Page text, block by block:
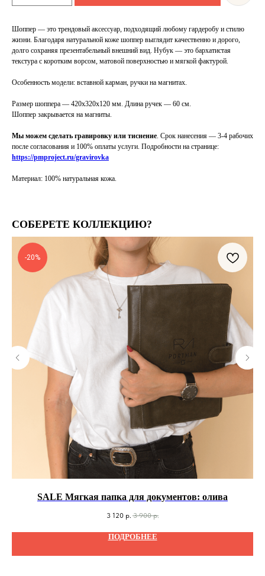
Шоппер — это трендовый аксессуар, подходящий любому гардеробу и стилю
жизни. Благодаря натуральной коже шоппер выглядит качественно и дорого,
долго сохраняя презентабельный внешний вид. Нубук — это бархатистая
текстура с коротким ворсом, матовой поверхностью и мягкой фактурой.
Особенность модели: вставной карман, ручки на магнитах.
Размер шоппера — 420x320x120 мм. Длина ручек — 60 см.
Шоппер закрывается на магниты.
Мы можем сделать гравировку или тиснение. Срок нанесения — 3-4 рабочих
после согласования и 100% оплаты услуги. Подробности на странице:
https://pmproject.ru/gravirovka
Материал: 100% натуральная кожа.
СОБЕРЕТЕ КОЛЛЕКЦИЮ?
-20%
SALE Мягкая папка для документов: олива
3 120 р. 3 900 р.
ПОДРОБНЕЕ